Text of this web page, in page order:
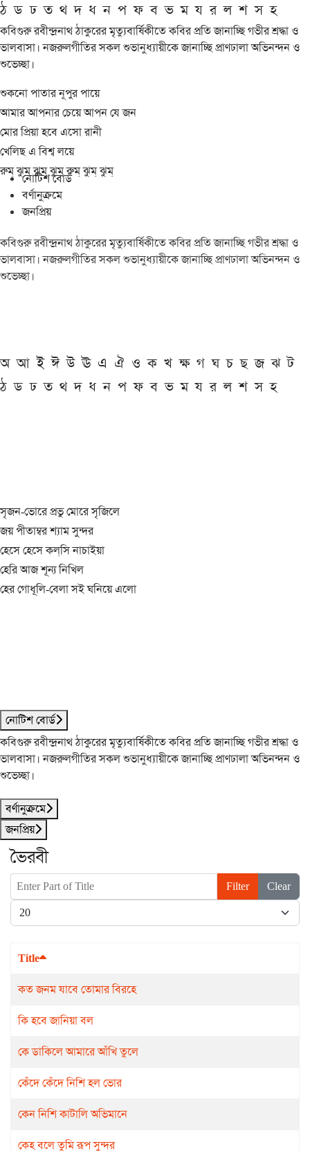
ঠ ড ঢ ত থ দ ধ ন প ফ ব ভ ম য র ল শ স হ
কবিগুরু রবীন্দ্রনাথ ঠাকুরের মৃত্যুবার্ষিকীতে কবির প্রতি জানাচ্ছি গভীর শ্রদ্ধা ও
ভালবাসা। নজরুলগীতির সকল শুভানুধ্যায়ীকে জানাচ্ছি প্রাণঢালা অভিনন্দন ও
শুভেচ্ছা।
শুকনো পাতার নূপুর পায়ে
আমার আপনার চেয়ে আপন যে জন
মোর প্রিয়া হবে এসো রানী
খেলিছ এ বিশ্ব লয়ে
রুম্ ঝুম্ ঝুম্ ঝুম্ রুম্ ঝুম্ ঝুম্
নোটিশ বোর্ড
বর্ণানুক্রমে
জনপ্রিয়
কবিগুরু রবীন্দ্রনাথ ঠাকুরের মৃত্যুবার্ষিকীতে কবির প্রতি জানাচ্ছি গভীর শ্রদ্ধা ও
ভালবাসা। নজরুলগীতির সকল শুভানুধ্যায়ীকে জানাচ্ছি প্রাণঢালা অভিনন্দন ও
শুভেচ্ছা।
অ আ ই ঈ উ ঊ এ ঐ ও ক খ ক্ষ গ ঘ চ ছ জ ঝ ট
ঠ ড ঢ ত থ দ ধ ন প ফ ব ভ ম য র ল শ স হ
সৃজন-ভোরে প্রভু মোরে সৃজিলে
জয় পীতাম্বর শ্যাম সুন্দর
হেসে হেসে কল্‌সি নাচাইয়া
হেরি আজ শূন্য নিখিল
হের গোধূলি-বেলা সই ঘনিয়ে এলো
নোটিশ বোর্ড
কবিগুরু রবীন্দ্রনাথ ঠাকুরের মৃত্যুবার্ষিকীতে কবির প্রতি জানাচ্ছি গভীর শ্রদ্ধা ও
ভালবাসা। নজরুলগীতির সকল শুভানুধ্যায়ীকে জানাচ্ছি প্রাণঢালা অভিনন্দন ও
শুভেচ্ছা।
বর্ণানুক্রমে
জনপ্রিয়
ভৈরবী
Enter Part of Title Filter
Clear
Display #
Title
কত জনম যাবে তোমার বিরহে
কি হবে জানিয়া বল
কে ডাকিলে আমারে আঁখি তুলে
কেঁদে কেঁদে নিশি হল ভোর
কেন নিশি কাটালি অভিমানে
কেহ বলে তুমি রূপ সুন্দর